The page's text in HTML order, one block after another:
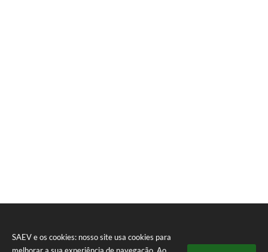
SAEV e os cookies: nosso site usa cookies para